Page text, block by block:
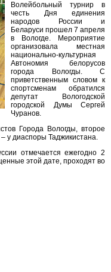
Волейбольный турнир в
честь Дня единения
народов России и
Беларуси прошел 7 апреля
в Вологде. Мероприятие
организовала местная
национально-культурная
Автономия белорусов
города Вологды. С
приветственным словом к
спортсменам обратился
депутат Вологодской
городской Думы Сергей
Чуранов.
Города Вологды, второе
у диаспоры Таджикистана.
отмечается ежегодно 2
этой дате, проходят во